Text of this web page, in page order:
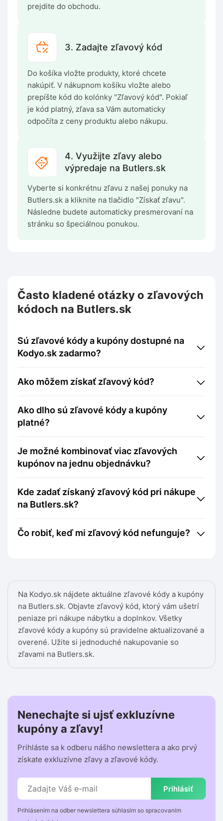
Na Kodyo.sk nájdete aktuálne zľavové kódy a kupóny
na Butlers.sk. Objavte zľavový kód, ktorý vám ušetrí
peniaze pri nákupe nábytku a doplnkov. Všetky
zľavové kódy a kupóny sú pravidelne aktualizované a
overené. Užite si jednoduché nakupovanie so
zľavami na Butlers.sk.
prejdite do obchodu.
3. Zadajte zľavový kód
Do košíka vložte produkty, ktoré chcete
nakúpiť. V nákupnom košíku vložte alebo
prepíšte kód do kolónky "Zľavový kód". Pokiaľ
je kód platný, zľava sa Vám automaticky
odpočíta z ceny produktu alebo nákupu.
4. Využijte zľavy alebo
výpredaje na Butlers.sk
Vyberte si konkrétnu zľavu z našej ponuky na
Butlers.sk a kliknite na tlačidlo "Získať zľavu".
Následne budete automaticky presmerovaní na
stránku so špeciálnou ponukou.
Často kladené otázky o zľavových
kódoch na Butlers.sk
Sú zľavové kódy a kupóny dostupné na
Kodyo.sk zadarmo?
Ako môžem získať zľavový kód?
Ako dlho sú zľavové kódy a kupóny
platné?
Je možné kombinovať viac zľavových
kupónov na jednu objednávku?
Kde zadať získaný zľavový kód pri nákupe
na Butlers.sk?
Čo robiť, keď mi zľavový kód nefunguje?
Nenechajte si ujsť exkluzívne
kupóny a zľavy!
Prihláste sa k odberu nášho newslettera a ako prvý
získate exkluzívne zľavy a zľavové kódy.
Prihlásiť
Prihlásením na odber newslettera súhlasím so spracovaním